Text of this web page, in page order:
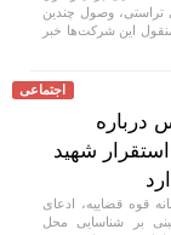
شرکت‌های تراستی، وصول چندین
این شرکت‌ها خبر
اجتماعی
درباره
شهید
قوه قضاییه، ادعای
بر شناسایی محل